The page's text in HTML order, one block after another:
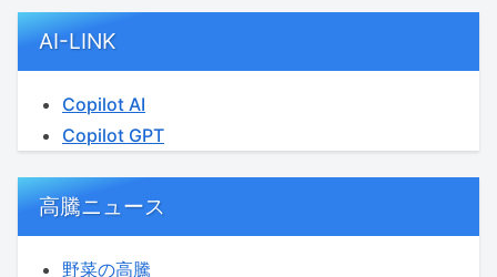
AI-LINK
Copilot AI
Copilot GPT
高騰ニュース
野菜の高騰